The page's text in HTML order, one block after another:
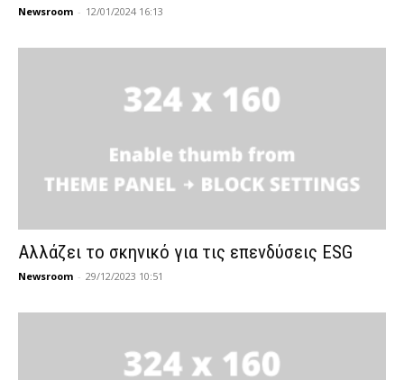
Newsroom - 12/01/2024 16:13
Αλλάζει το σκηνικό για τις επενδύσεις ESG
Newsroom - 29/12/2023 10:51